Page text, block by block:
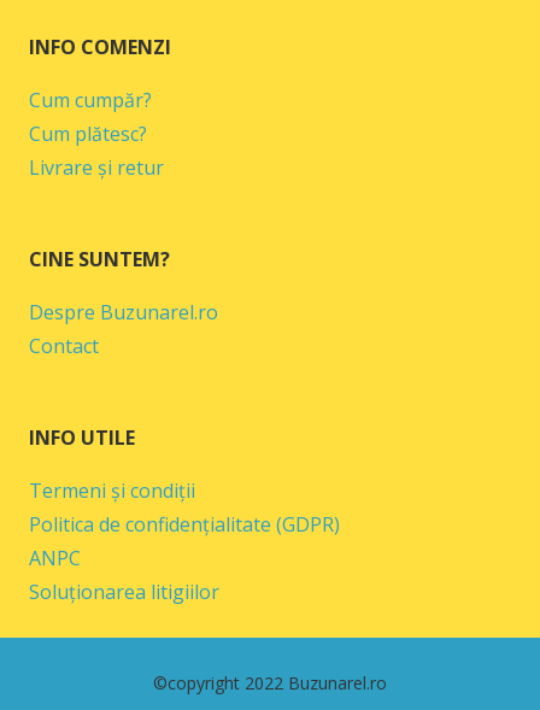
INFO COMENZI
Cum cumpăr?
Cum plătesc?
Livrare și retur
CINE SUNTEM?
Despre Buzunarel.ro
Contact
INFO UTILE
Termeni și condiții
Politica de confidențialitate (GDPR)
ANPC
Soluționarea litigiilor
©copyright 2022 Buzunarel.ro